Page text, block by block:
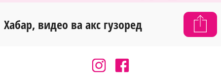
Хабар, видео ва акс гузоред